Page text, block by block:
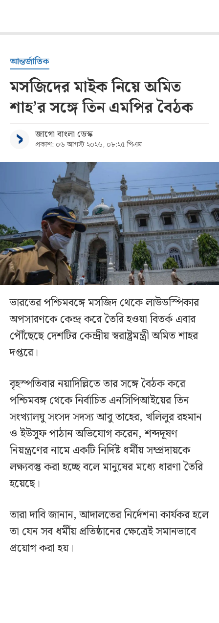
আন্তর্জাতিক
মসজিদের মাইক নিয়ে অমিত
শাহ’র সঙ্গে তিন এমপির বৈঠক
জাগো বাংলা ডেস্ক
প্রকাশ: ০৬ আগস্ট ২০২৬, ০৮:২৫ পিএম
ভারতের পশ্চিমবঙ্গে মসজিদ থেকে লাউডস্পিকার
অপসারণকে কেন্দ্র করে তৈরি হওয়া বিতর্ক এবার
পৌঁছেছে দেশটির কেন্দ্রীয় স্বরাষ্ট্রমন্ত্রী অমিত শাহর
দপ্তরে।
বৃহস্পতিবার নয়াদিল্লিতে তার সঙ্গে বৈঠক করে
পশ্চিমবঙ্গ থেকে নির্বাচিত এনসিপিআইয়ের তিন
সংখ্যালঘু সংসদ সদস্য আবু তাহের, খলিলুর রহমান
ও ইউসুফ পাঠান অভিযোগ করেন, শব্দদূষণ
নিয়ন্ত্রণের নামে একটি নির্দিষ্ট ধর্মীয় সম্প্রদায়কে
লক্ষ্যবস্তু করা হচ্ছে বলে মানুষের মধ্যে ধারণা তৈরি
হয়েছে।
তারা দাবি জানান, আদালতের নির্দেশনা কার্যকর হলে
তা যেন সব ধর্মীয় প্রতিষ্ঠানের ক্ষেত্রেই সমানভাবে
প্রয়োগ করা হয়।